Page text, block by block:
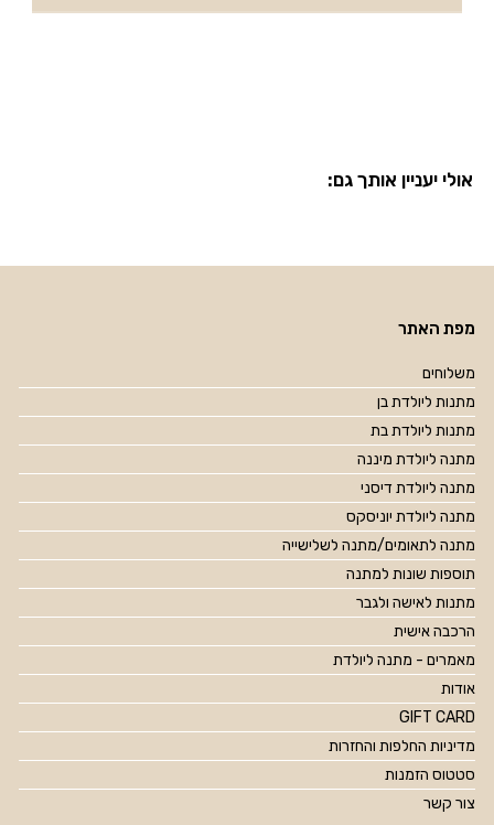
אולי יעניין אותך גם:
מפת האתר
משלוחים
מתנות ליולדת בן
מתנות ליולדת בת
מתנה ליולדת מיננה
מתנה ליולדת דיסני
מתנה ליולדת יוניסקס
מתנה לתאומים/מתנה לשלישייה
תוספות שונות למתנה
מתנות לאישה ולגבר
הרכבה אישית
מאמרים - מתנה ליולדת
אודות
GIFT CARD
מדיניות החלפות והחזרות
סטטוס הזמנות
צור קשר